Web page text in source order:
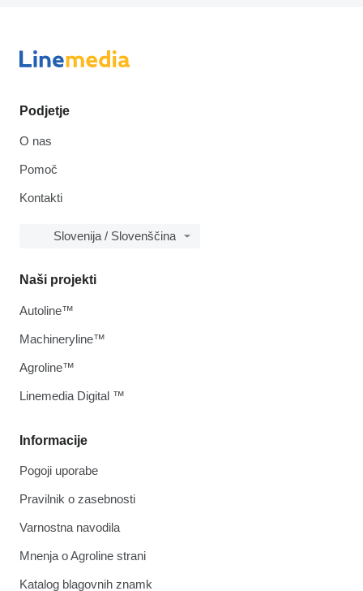
Podjetje
O nas
Pomoč
Kontakti
Slovenija / Slovenščina
Informacije
Pogoji uporabe
Pravilnik o zasebnosti
Varnostna navodila
Mnenja o Agroline strani
Katalog blagovnih znamk
Naši projekti
Autoline™
Machineryline™
Agroline™
Linemedia Digital ™